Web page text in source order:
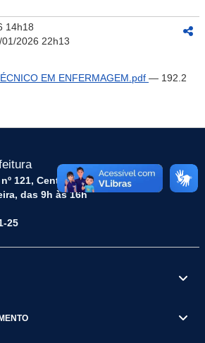
14h18
01/2026 22h13
EM ENFERMAGEM.pdf — 192.2
121, Centro – CEP: 35570-128
das 9h às 16h
25